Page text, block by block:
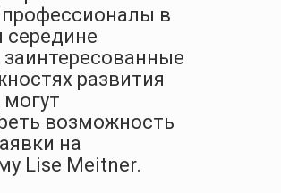
в
середине
заинтересованные
развития
могут
возможность
на
Lise Meitner.